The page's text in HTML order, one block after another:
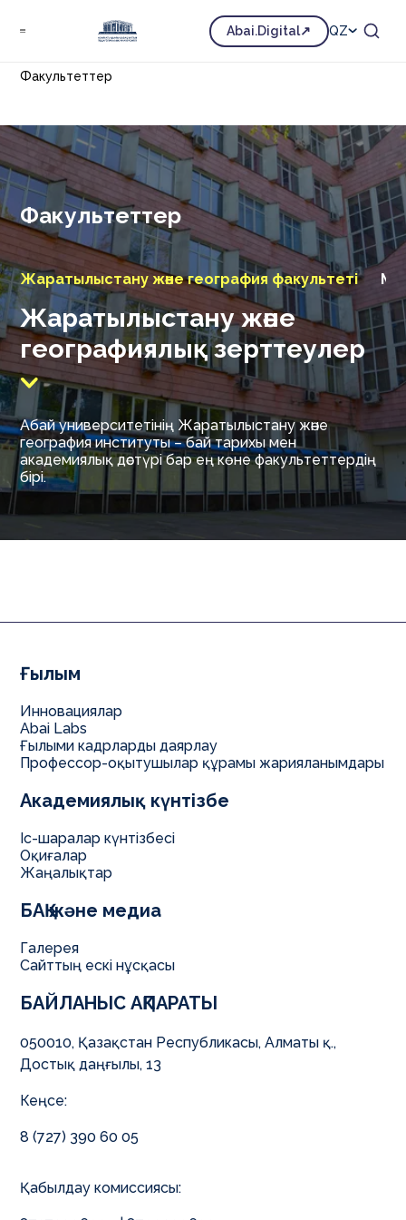
Abai.Digital QZ
Факультеттер
Факультеттер
Жаратылыстану және география факультеті
Жаратылыстану және
географиялық зерттеулер
Абай университетінің Жаратылыстану және
география институты – бай тарихы мен
академиялық дәстүрі бар ең көне факультеттердің
бірі.
БАЙЛАНЫС АҚПАРАТЫ
050010, Қазақстан Республикасы, Алматы қ.,
Достық даңғылы, 13
Кеңсе:
8 (727) 390 60 05
Қабылдау комиссиясы:
Ғылым
Инновациялар
Abai Labs
Ғылыми кадрларды даярлау
Профессор-оқытушылар құрамы жарияланымдары
Академиялық күнтізбе
Іс-шаралар күнтізбесі
Оқиғалар
Жаңалықтар
БАҚ және медиа
Галерея
Сайттың ескі нұсқасы